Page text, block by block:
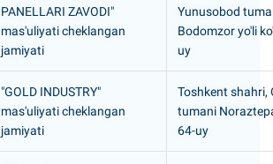
PANELLARI ZAVODI"
mas'uliyati cheklangan
jamiyati
Yunusobod
Bodomzor yo'li
uy
"GOLD INDUSTRY"
mas'uliyati cheklangan
jamiyati
Toshkent shahri,
tumani
64-uy